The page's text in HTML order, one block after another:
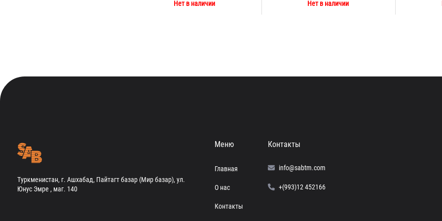
Нет в наличии Нет в наличии
Туркменистан, г. Ашхабад, Пайтагт базар (Мир базар), ул.
Юнус Эмре , маг. 140
Меню
Главная
О нас
Контакты
Контакты
info@sabtm.com
+(993)12 452166